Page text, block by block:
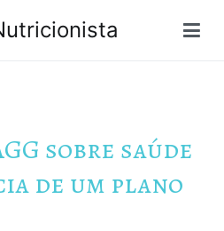
sobre saúde
de um plano